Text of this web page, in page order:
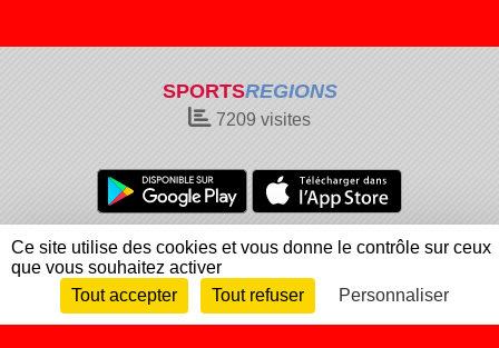
SPORTSREGIONS
7209 visites
Charte cookies
Gestion des cookies
Informations légales
Signaler un contenu inapproprié
Envie de participer ?
Connexion
Ce site utilise des cookies et vous donne le contrôle sur ceux
que vous souhaitez activer
Tout accepter
Tout refuser Personnaliser